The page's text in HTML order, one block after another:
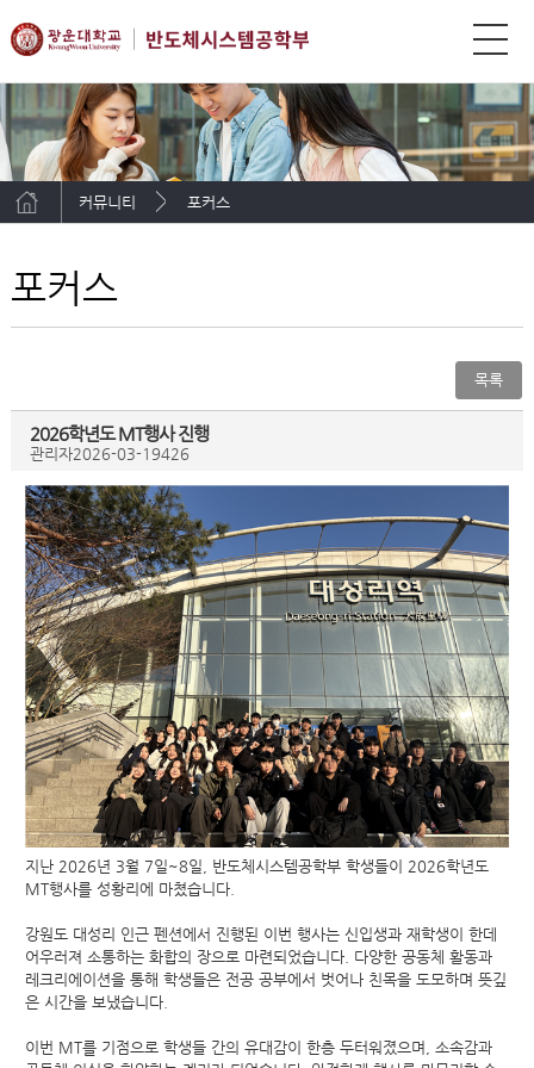
커뮤니티 포커스
포커스
목록
2026학년도 MT행사 진행
관리자2026-03-19426
지난 2026년 3월 7일~8일, 반도체시스템공학부 학생들이 2026학년도
MT행사를 성황리에 마쳤습니다.
강원도 대성리 인근 펜션에서 진행된 이번 행사는 신입생과 재학생이 한데
어우러져 소통하는 화합의 장으로 마련되었습니다. 다양한 공동체 활동과
레크리에이션을 통해 학생들은 전공 공부에서 벗어나 친목을 도모하며 뜻깊
은 시간을 보냈습니다.
이번 MT를 기점으로 학생들 간의 유대감이 한층 두터워졌으며, 소속감과